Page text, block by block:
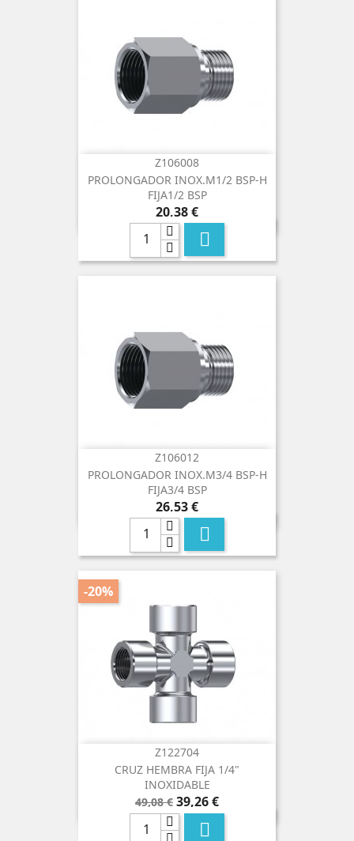
Z106008
PROLONGADOR INOX.M1/2 BSP-H
FIJA1/2 BSP
Precio
20,38 €

Z106012
PROLONGADOR INOX.M3/4 BSP-H
FIJA3/4 BSP
Precio
26,53 €

Z122704
CRUZ HEMBRA FIJA 1/4"
INOXIDABLE
Precio
base
49,08 € Precio
39,26 €

-20%